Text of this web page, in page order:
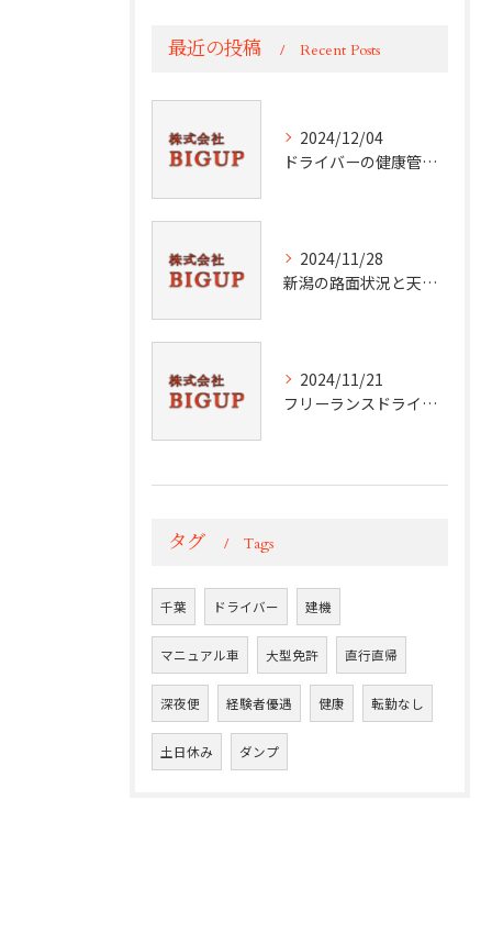
最近の投稿 Recent Posts
2024/12/04
ドライバーの健康管理術
2024/11/28
新潟の路面状況と天候分析
2024/11/21
フリーランスドライバーの挑戦と成功
タグ Tags
千葉 ドライバー 建機
マニュアル車 大型免許 直行直帰
深夜便 経験者優遇 健康 転勤なし
土日休み ダンプ